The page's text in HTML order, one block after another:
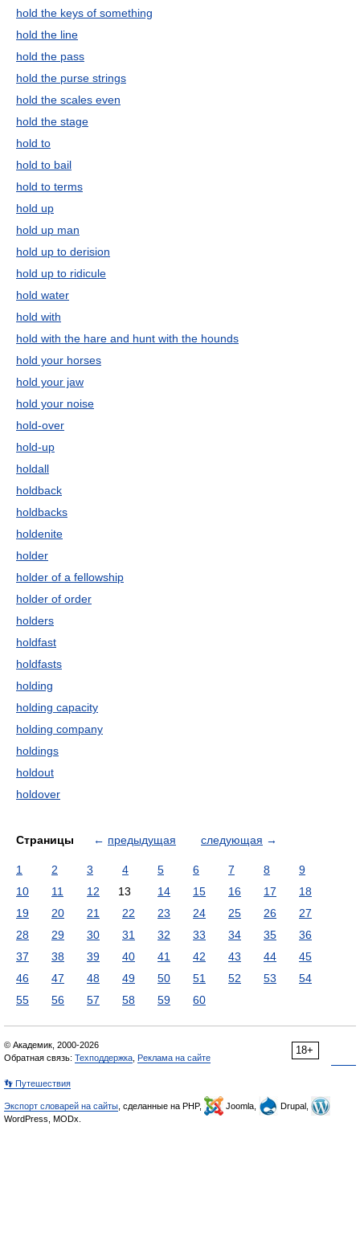
hold the keys of something
hold the line
hold the pass
hold the purse strings
hold the scales even
hold the stage
hold to
hold to bail
hold to terms
hold up
hold up man
hold up to derision
hold up to ridicule
hold water
hold with
hold with the hare and hunt with the hounds
hold your horses
hold your jaw
hold your noise
hold-over
hold-up
holdall
holdback
holdbacks
holdenite
holder
holder of a fellowship
holder of order
holders
holdfast
holdfasts
holding
holding capacity
holding company
holdings
holdout
holdover
Страницы ← предыдущая следующая →
1 2 3 4 5 6 7 8
9
10
11 12 13 14 15 16 17
18
19
20 21 22 23 24 25 26
27
28
29 30 31 32 33 34 35
36
37
38 39 40 41 42 43 44
45
46
47 48 49 50 51 52 53
54
55
56 57 58 59 60
18+
© Академик, 2000-2026
Обратная связь: Техподдержка Реклама на сайте
👣 Путешествия
Экспорт словарей на сайты , сделанные на PHP, Joomla,
Drupal,
WordPress, MODx.